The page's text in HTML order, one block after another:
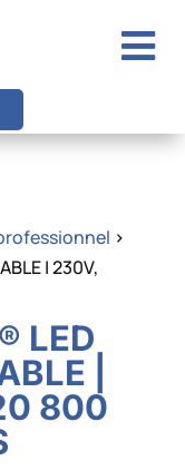

>
| 230V,
LED
|
800